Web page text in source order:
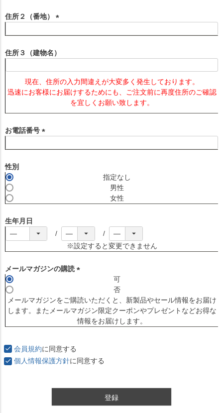
)
住所２（番地）
須
)
住所３（建物名）
現在、住所の入力間違えが大変多く発生しております。
迅速にお客様にお届けするためにも、ご注文前に再度住所のご確認
を宜しくお願い致します。
お電話番号
性別
指定なし
男性
女性
生年月日
※設定すると変更できません
メールマガジンの購読
須
)
可
否
メールマガジンをご購読いただくと、新製品やセール情報をお届け
します。またメールマガジン限定クーポンやプレゼントなどお得な
情報をお届けします。
会員規約に同意する
個人情報保護方針に同意する
登録